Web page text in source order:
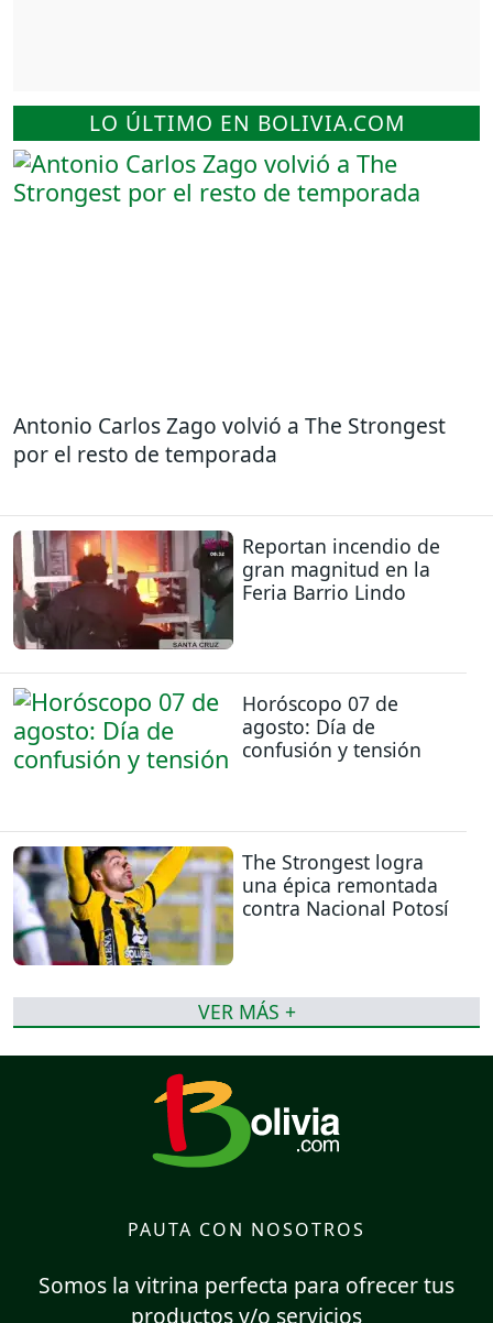
LO ÚLTIMO EN BOLIVIA.COM
Antonio Carlos Zago volvió a The Strongest
por el resto de temporada
Reportan incendio de
gran magnitud en la
Feria Barrio Lindo
Horóscopo 07 de
agosto: Día de
confusión y tensión
The Strongest logra
una épica remontada
contra Nacional Potosí
VER MÁS +
PAUTA CON NOSOTROS
Somos la vitrina perfecta para ofrecer tus
productos y/o servicios